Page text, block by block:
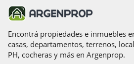
Encontrá propiedades e inmuebles
casas, departamentos, terrenos,
PH, cocheras y más en Argenprop.